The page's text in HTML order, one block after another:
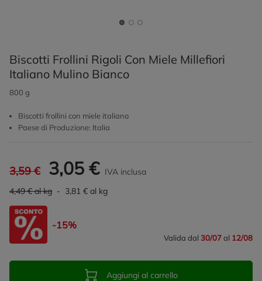
Biscotti Frollini Rigoli Con Miele Millefiori
Italiano Mulino Bianco
800 g
Biscotti frollini con miele italiano
Paese di Produzione: Italia
3,59 € 3,05 € IVA inclusa
4,49 € al kg - 3,81 € al kg
-15%
Valida dal 30/07al 12/08
Aggiungi al carrello